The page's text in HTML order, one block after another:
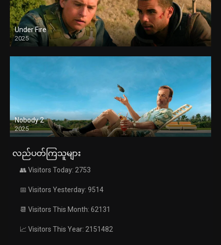
Under Fire
2025
Nobody 2
2025
လည်ပတ်ကြသူများ
👥 Visitors Today: 2753
📅 Visitors Yesterday: 9514
📆 Visitors This Month: 62131
📈 Visitors This Year: 2151482